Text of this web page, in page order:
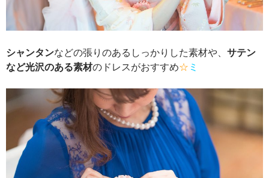
シャンタンなどの張りのあるしっかりした素材や、 サテン
など光沢のある素材のドレスがおすすめ☆ ミ